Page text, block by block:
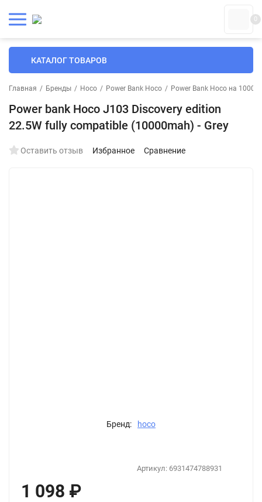
0
КАТАЛОГ ТОВАРОВ
Главная / Бренды / Hoco / Power Bank Hoco / Power Bank Hoco на 10000
Power bank Hoco J103 Discovery edition
22.5W fully compatible (10000mah) - Grey
Оставить отзыв Избранное Сравнение
Бренд: hoco
Артикул: 6931474788931
1 098 ₽